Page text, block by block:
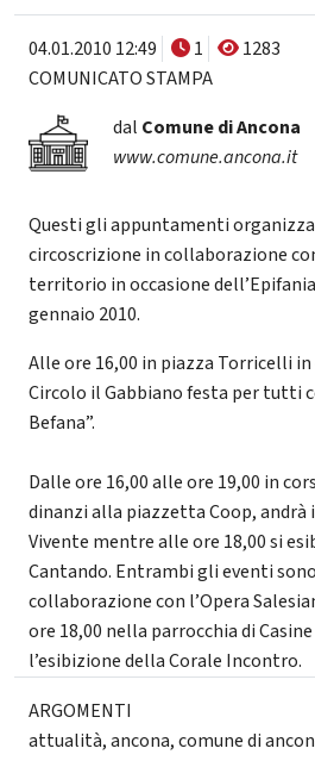
04.01.2010 12:49 1
1283
COMUNICATO STAMPA
dal Comune di Ancona
www.comune.ancona.it
Questi gli appuntamenti
circoscrizione in collaborazione
territorio in occasione
gennaio 2010.
Alle ore 16,00 in piazza Torricelli
Circolo il Gabbiano festa per tutti
Befana”.
Dalle ore 16,00 alle ore 19,00 in
dinanzi alla piazzetta Coop, andrà
Vivente mentre alle ore 18,00 si
Cantando. Entrambi gli eventi
collaborazione con l’Opera
ore 18,00 nella parrocchia di
l’esibizione della Corale Incontro.
ARGOMENTI
attualità,ancona,comune di